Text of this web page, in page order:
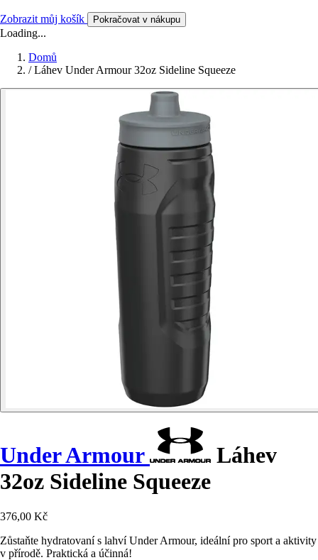
Zobrazit můj košík Pokračovat v nákupu
Loading...
Domů
/ Láhev Under Armour 32oz Sideline Squeeze
Under Armour
Láhev
32oz Sideline Squeeze
376,00 Kč
Zůstaňte hydratovaní s lahví Under Armour, ideální pro sport a aktivity
v přírodě. Praktická a účinná!